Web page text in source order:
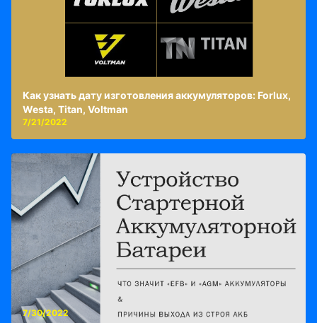
Как узнать дату изготовления аккумуляторов: Forlux,
Westa, Titan, Voltman
7/21/2022
7/30/2022